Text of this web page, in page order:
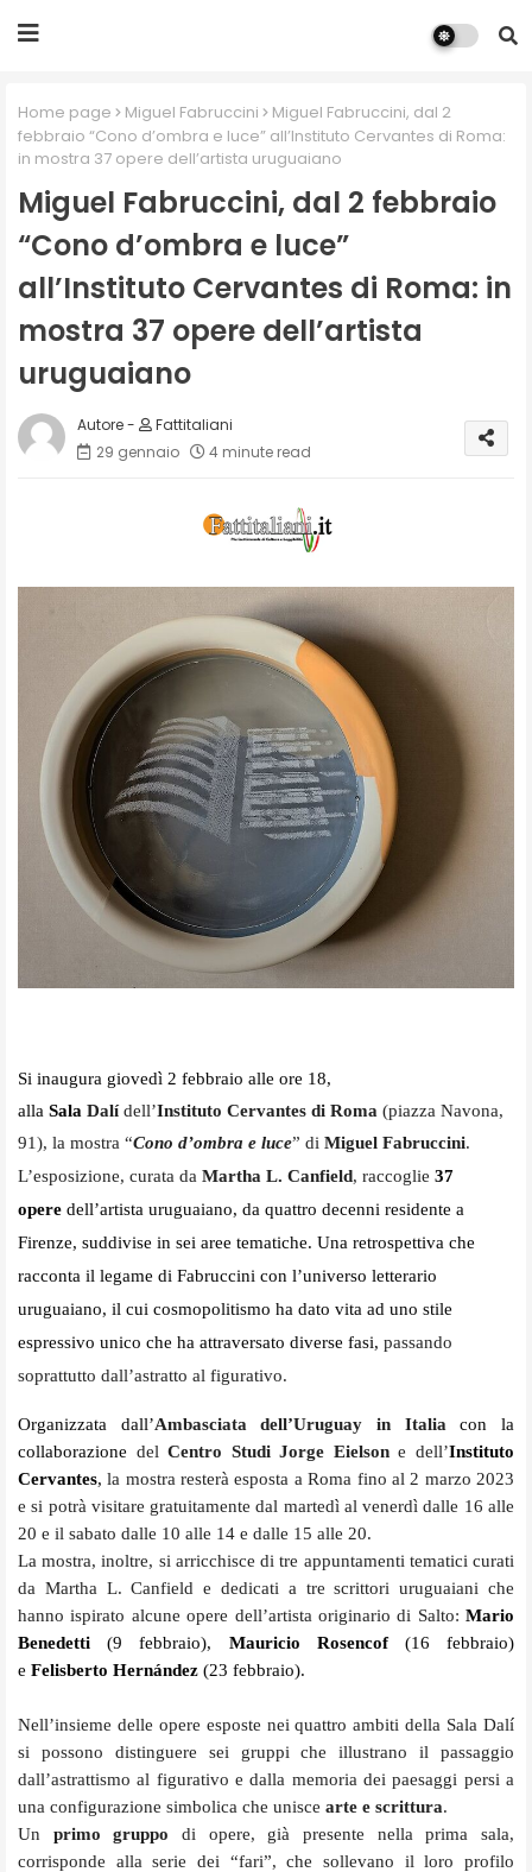
Home page Miguel Fabruccini
Miguel Fabruccini, dal 2
febbraio “Cono d’ombra e luce” all’Instituto Cervantes di Roma:
in mostra 37 opere dell’artista uruguaiano
Miguel Fabruccini, dal 2 febbraio
“Cono d’ombra e luce”
all’Instituto Cervantes di Roma: in
mostra 37 opere dell’artista
uruguaiano
Fattitaliani
29 gennaio
4 minute read
Si inaugura giovedì 2 febbraio alle ore 18,
alla Sala Dalídell’Instituto Cervantes di Roma (piazza Navona,
91), la mostra “Cono d’ombra e luce” di Miguel Fabruccini.
L’esposizione, curata da Martha L. Canfield, raccoglie 37
opere dell’artista uruguaiano, da quattro decenni residente a
Firenze, suddivise in sei aree tematiche. Una retrospettiva che
racconta il legame di Fabruccini con l’universo letterario
uruguaiano, il cui cosmopolitismo ha dato vita ad uno stile
espressivo unico che ha attraversato diverse fasi, passando
soprattutto dall’astratto al figurativo.
Organizzata dall’Ambasciata dell’Uruguay in Italia
con la
collaborazione delCentro Studi Jorge Eielsone dell’Instituto
Cervantes,la mostra resterà esposta a Roma fino al 2 marzo 2023
e si potrà visitare gratuitamente dal martedì al venerdì dalle 16 alle
20 e il sabato dalle 10 alle 14 e dalle 15 alle 20.
La mostra, inoltre, si arricchisce di tre appuntamenti tematici curati
da Martha L. Canfield e dedicati a tre scrittori uruguaiani che
hanno ispirato alcune opere dell’artista originario di Salto: Mario
Benedetti(9 febbraio), Mauricio Rosencof (16 febbraio)
e Felisberto Hernández (23 febbraio).
Nell’insieme delle opere esposte nei quattro ambiti della Sala Dalí
si possono distinguere sei gruppi che illustrano il passaggio
dall’astrattismo al figurativo e dalla memoria dei paesaggi persi a
una configurazione simbolica che unisce arte e scrittura.
Un primo gruppodi opere, già presente nella prima sala,
corrisponde alla serie dei “fari”, che sollevano il loro profilo